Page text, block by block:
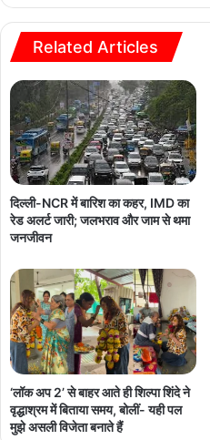
Related Articles
दिल्ली-NCR में बारिश का कहर, IMD का
रेड अलर्ट जारी; जलभराव और जाम से थमा
जनजीवन
‘लॉक अप 2’ से बाहर आते ही शिल्पा शिंदे ने
वृद्धाश्रम में बिताया समय, बोलीं- यही पल
मुझे असली विजेता बनाते हैं